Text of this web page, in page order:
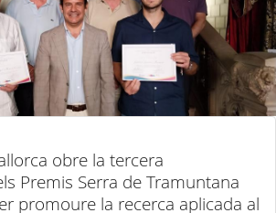
obre la tercera
Premis Serra de Tramuntana
promoure la recerca aplicada al